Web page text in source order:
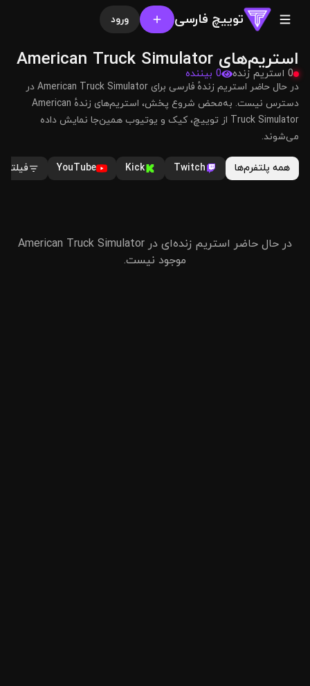
توییچ فارسی ورود
استریم‌های American Truck Simulator
0 استریم زنده 0 بیننده
در حال حاضر استریم زندهٔ فارسی برای American Truck Simulator در
دسترس نیست. به‌محض شروع پخش، استریم‌های زندهٔ American
Truck Simulator از توییچ، کیک و یوتیوب همین‌جا نمایش داده
می‌شوند.
همه پلتفرم‌ها Twitch
Kick
YouTube
در حال حاضر استریم زنده‌ای در American Truck Simulator
موجود نیست.